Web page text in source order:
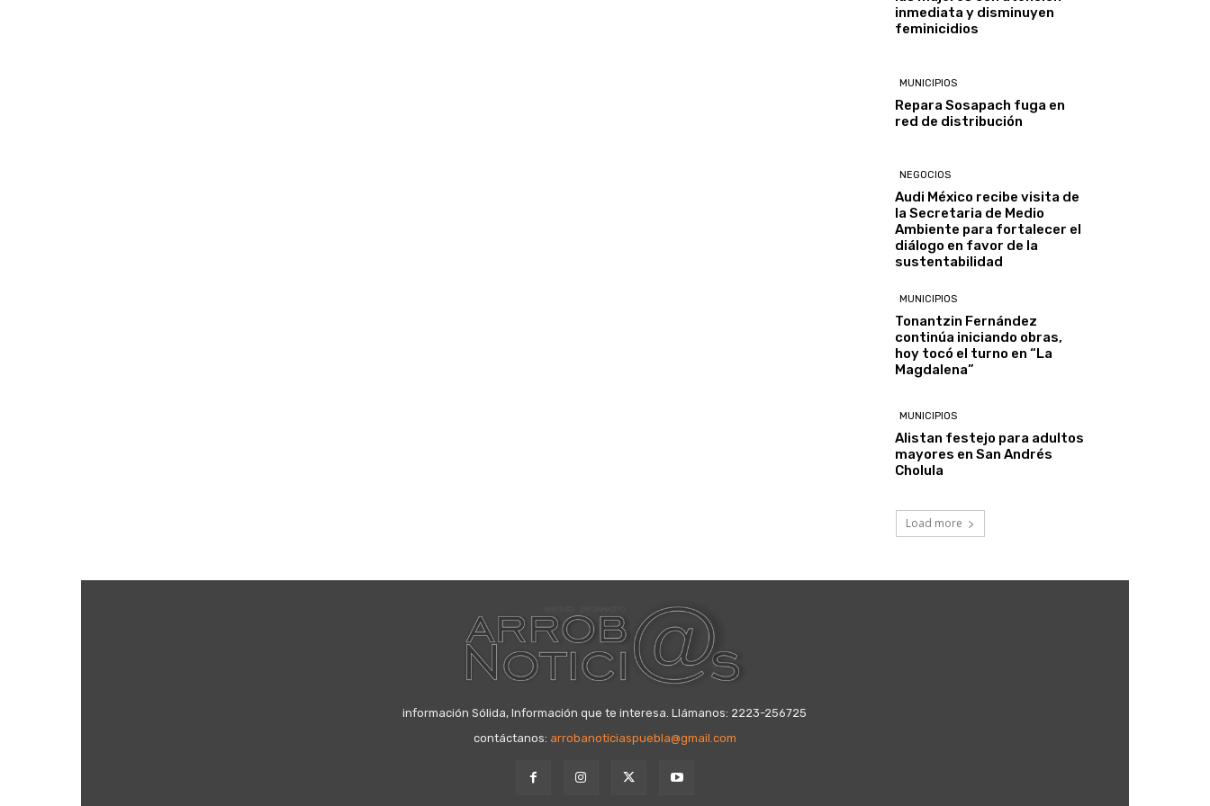
inmediata y disminuyen
feminicidios
MUNICIPIOS
Repara Sosapach fuga en
red de distribución
NEGOCIOS
Audi México recibe visita de
la Secretaria de Medio
Ambiente para fortalecer el
diálogo en favor de la
sustentabilidad
MUNICIPIOS
Tonantzin Fernández
continúa iniciando obras,
hoy tocó el turno en “La
Magdalena”
MUNICIPIOS
Alistan festejo para adultos
mayores en San Andrés
Cholula
Load more
información Sólida, Información que te interesa. Llámanos: 2223-256725
contáctanos: arrobanoticiaspuebla@gmail.com